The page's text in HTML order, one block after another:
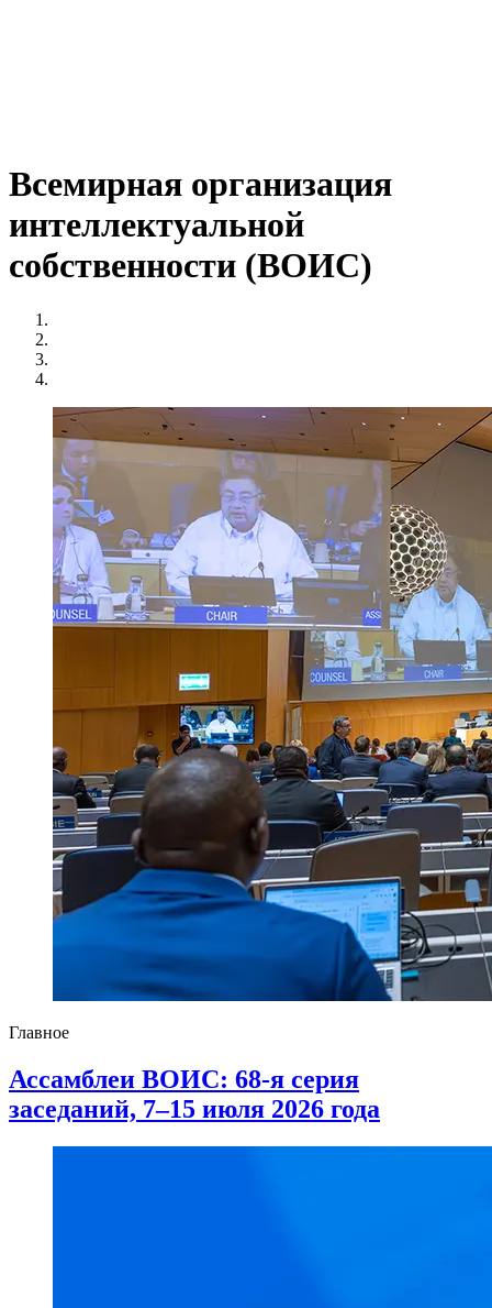
Всемирная организация
интеллектуальной
собственности (ВОИС)
Главное
Ассамблеи ВОИС: 68-я серия
заседаний, 7–15 июля 2026 года